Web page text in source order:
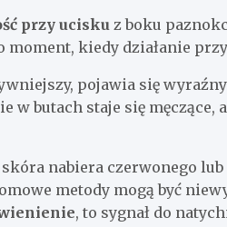
przy uciskuz boku
kiedy działanie
pojawia się
w butach staje się
nabiera czerwonego
metody mogą być
, to sygnał do